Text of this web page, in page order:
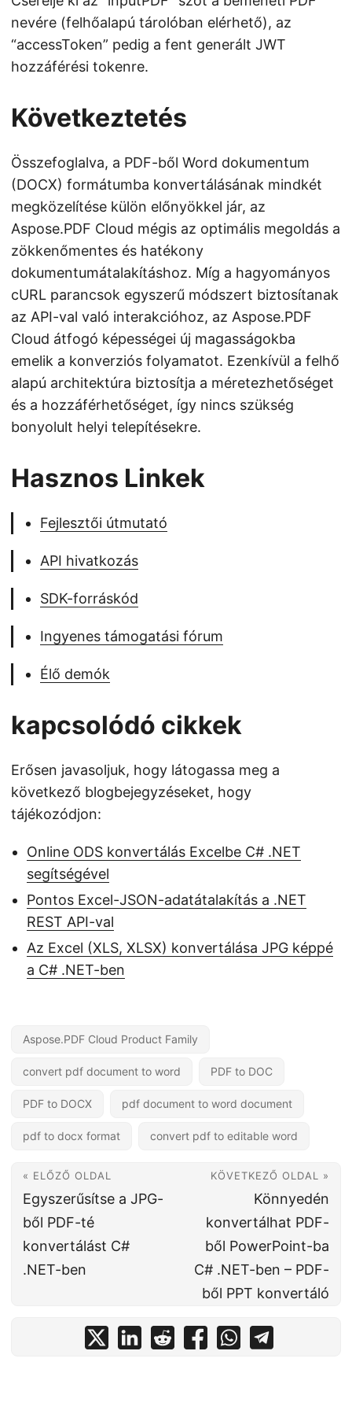
nevére (felhőalapú tárolóban elérhető), az
“accessToken” pedig a fent generált JWT
hozzáférési tokenre.
Következtetés
Összefoglalva, a PDF-ből Word dokumentum
(DOCX) formátumba konvertálásának mindkét
megközelítése külön előnyökkel jár, az
Aspose.PDF Cloud mégis az optimális megoldás a
zökkenőmentes és hatékony
dokumentumátalakításhoz. Míg a hagyományos
cURL parancsok egyszerű módszert biztosítanak
az API-val való interakcióhoz, az Aspose.PDF
Cloud átfogó képességei új magasságokba
emelik a konverziós folyamatot. Ezenkívül a felhő
alapú architektúra biztosítja a méretezhetőséget
és a hozzáférhetőséget, így nincs szükség
bonyolult helyi telepítésekre.
Hasznos Linkek
Fejlesztői útmutató
API hivatkozás
SDK-forráskód
Ingyenes támogatási fórum
Élő demók
kapcsolódó cikkek
Erősen javasoljuk, hogy látogassa meg a
következő blogbejegyzéseket, hogy
tájékozódjon:
Online ODS konvertálás Excelbe C# .NET
segítségével
Pontos Excel-JSON-adatátalakítás a .NET
REST API-val
Az Excel (XLS, XLSX) konvertálása JPG képpé
a C# .NET-ben
Aspose.PDF Cloud Product Family
convert pdf document to word PDF to DOC
PDF to DOCX pdf document to word document
pdf to docx format convert pdf to editable word
« ELŐZŐ OLDAL
Egyszerűsítse a JPG-
ből PDF-té
konvertálást C#
.NET-ben
KÖVETKEZŐ OLDAL »
Könnyedén
konvertálhat PDF-
ből PowerPoint-ba
C# .NET-ben – PDF-
ből PPT konvertáló